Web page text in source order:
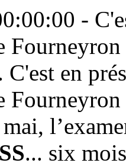
-
en
... six